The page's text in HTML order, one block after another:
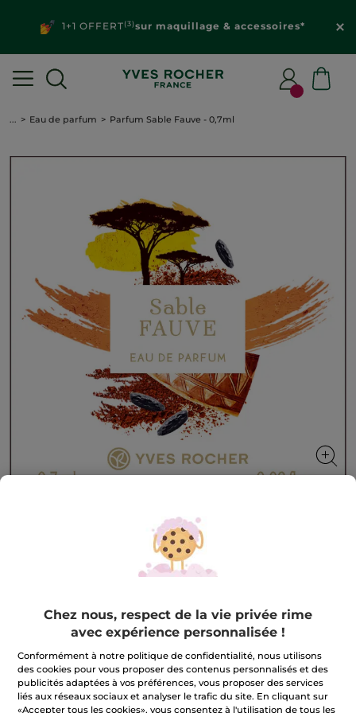
1+1 OFFERT(3)sur maquillage & accessoires*
... Eau de parfum Parfum Sable Fauve - 0,7ml
Parfum Sable Fauve - 0,7ml
Parfum Sable Fauve - 0,7ml
★★★★★
★★★★★
Aucune
de
notation
pour
AJOUTER UN AVIS
m'avertir de la disponibilité
Chez nous, respect de la vie privée rime
avec expérience personnalisée !
Conformément à notre politique de confidentialité, nous utilisons
des cookies pour vous proposer des contenus personnalisés et des
publicités adaptées à vos préférences, vous proposer des services
liés aux réseaux sociaux et analyser le trafic du site. En cliquant sur
«Accepter tous les cookies», vous consentez à l'utilisation de tous les